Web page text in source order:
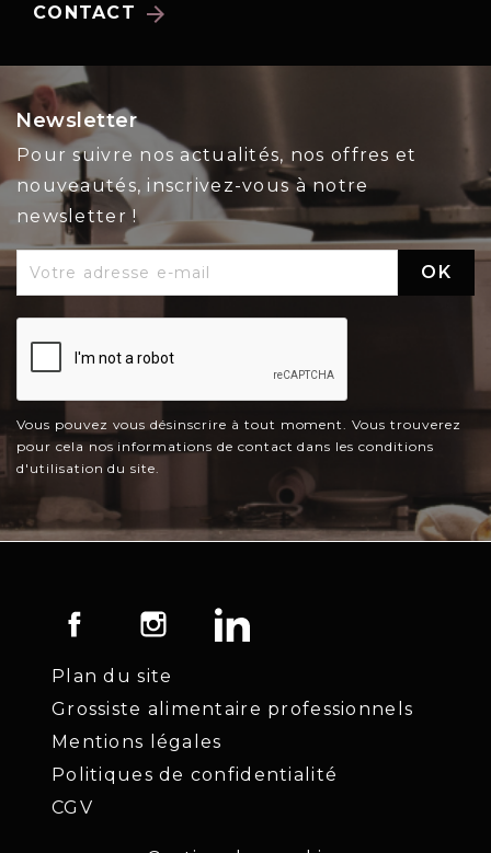
CONTACT arrow_forward
Newsletter
Pour suivre nos actualités, nos offres et
nouveautés, inscrivez-vous à notre
newsletter !
Vous pouvez vous désinscrire à tout moment. Vous trouverez
pour cela nos informations de contact dans les conditions
d'utilisation du site.
Facebook Instagram
Plan du site
Grossiste alimentaire professionnels
Mentions légales
Politiques de confidentialité
CGV